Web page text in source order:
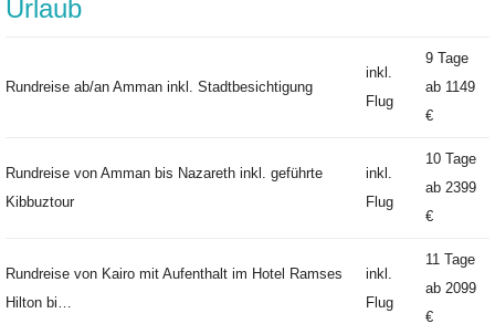
Urlaub
Rundreise ab/an Amman inkl. Stadtbesichtigung
inkl.
Flug
9 Tage
ab 1149
€
Rundreise von Amman bis Nazareth inkl. geführte
Kibbuztour
inkl.
Flug
10 Tage
ab 2399
€
Rundreise von Kairo mit Aufenthalt im Hotel Ramses
Hilton bi…
inkl.
Flug
11 Tage
ab 2099
€